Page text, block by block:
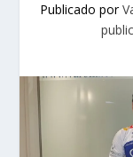
Publicado por